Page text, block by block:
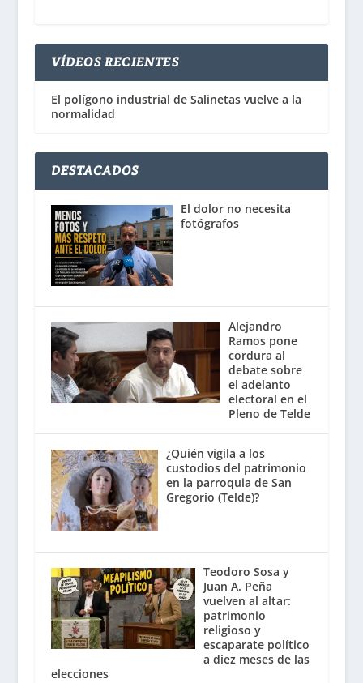
VÍDEOS RECIENTES
El polígono industrial de Salinetas vuelve a la
normalidad
DESTACADOS
El dolor no necesita
fotógrafos
Alejandro
Ramos pone
cordura al
debate sobre
el adelanto
electoral en el
Pleno de Telde
¿Quién vigila a los
custodios del patrimonio
en la parroquia de San
Gregorio (Telde)?
Teodoro Sosa y
Juan A. Peña
vuelven al altar:
patrimonio
religioso y
escaparate político
a diez meses de las
elecciones